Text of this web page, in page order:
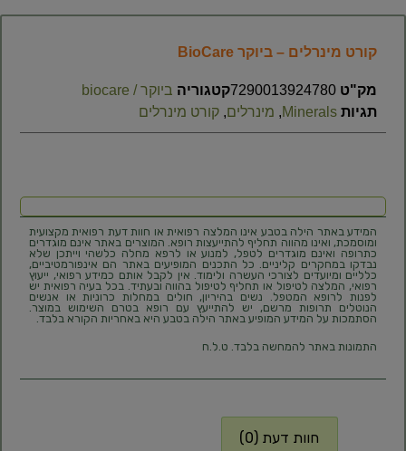
קורט מינרלים – ביוקר BioCare
מק"ט 7290013924780קטגוריה ביוקר / biocare
תגיות Minerals
, מינרלים, קורט מינרלים
המידע באתר הילה בטבע אינו המלצה רפואית או חוות דעת רפואית מקצועית
ומוסמכת, ואינו מהווה תחליף להתייעצות רופא. המוצרים באתר אינם מוגדרים
כתרופה ואינם מוגדרים לטפל, למנוע או לרפא מחלה כלשהי וייתכן שלא
נבדקו במחקרים קליניים. כל התכנים המופיעים באתר הם אינפורמטיביים,
כלליים ומיועדים לצורכי העשרה ולימוד. אין לקבל אותם כמידע רפואי, ייעוץ
רפואי, המלצה לטיפול או תחליף לטיפול בהווה ובעתיד. בכל בעיה רפואית יש
לפנות לרופא המטפל. נשים בהיריון, חולים במחלות כרוניות או אנשים
הנוטלים תרופות מרשם, יש להתייעץ עם רופא בטרם השימוש במוצר.
הסתמכות על המידע המופיע באתר הילה בטבע היא באחריות הקורא בלבד.
התמונות באתר להמחשה בלבד. ט.ל.ח
חוות דעת (0)